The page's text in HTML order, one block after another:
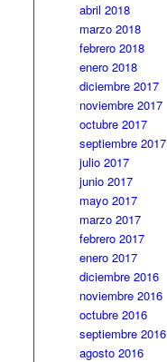
abril 2018
marzo 2018
febrero 2018
enero 2018
diciembre 2017
noviembre 2017
octubre 2017
septiembre 2017
julio 2017
junio 2017
mayo 2017
marzo 2017
febrero 2017
enero 2017
diciembre 2016
noviembre 2016
octubre 2016
septiembre 2016
agosto 2016